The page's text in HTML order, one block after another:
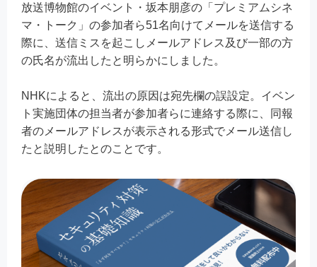
放送博物館のイベント・坂本朋彦の「プレミアムシネ
マ・トーク」の参加者ら51名向けてメールを送信する
際に、送信ミスを起こしメールアドレス及び一部の方
の氏名が流出したと明らかにしました。
NHKによると、流出の原因は宛先欄の誤設定。イベン
ト実施団体の担当者が参加者らに連絡する際に、同報
者のメールアドレスが表示される形式でメール送信し
たと説明したとのことです。